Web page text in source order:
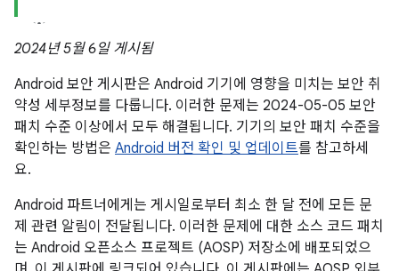
2024년 5월 6일 게시됨
Android 보안 게시판은 Android 기기에 영향을 미치는 보안 취
약성 세부정보를 다룹니다. 이러한 문제는 2024-05-05 보안
패치 수준 이상에서 모두 해결됩니다. 기기의 보안 패치 수준을
확인하는 방법은 Android 버전 확인 및 업데이트를 참고하세
요.
Android 파트너에게는 게시일로부터 최소 한 달 전에 모든 문
제 관련 알림이 전달됩니다. 이러한 문제에 대한 소스 코드 패치
는 Android 오픈소스 프로젝트 (AOSP) 저장소에 배포되었으